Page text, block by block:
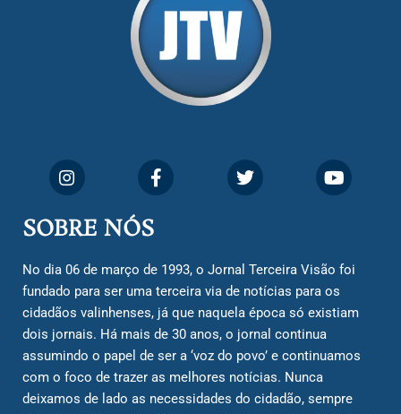
SOBRE NÓS
No dia 06 de março de 1993, o Jornal Terceira Visão foi
fundado para ser uma terceira via de notícias para os
cidadãos valinhenses, já que naquela época só existiam
dois jornais. Há mais de 30 anos, o jornal continua
assumindo o papel de ser a ‘voz do povo’ e continuamos
com o foco de trazer as melhores notícias. Nunca
deixamos de lado as necessidades do cidadão, sempre